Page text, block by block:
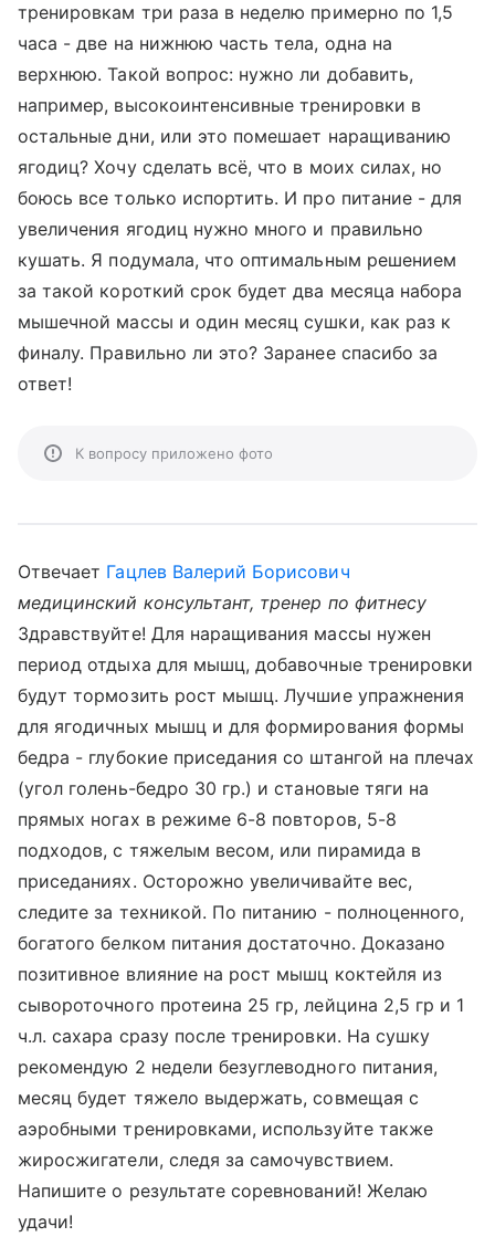
тренировкам три раза в неделю примерно по 1,5
часа - две на нижнюю часть тела, одна на
верхнюю. Такой вопрос: нужно ли добавить,
например, высокоинтенсивные тренировки в
остальные дни, или это помешает наращиванию
ягодиц? Хочу сделать всё, что в моих силах, но
боюсь все только испортить. И про питание - для
увеличения ягодиц нужно много и правильно
кушать. Я подумала, что оптимальным решением
за такой короткий срок будет два месяца набора
мышечной массы и один месяц сушки, как раз к
финалу. Правильно ли это? Заранее спасибо за
ответ!
К вопросу приложено фото
Отвечает Гацлев Валерий Борисович
медицинский консультант, тренер по фитнесу
Здравствуйте! Для наращивания массы нужен
период отдыха для мышц, добавочные тренировки
будут тормозить рост мышц. Лучшие упражнения
для ягодичных мышц и для формирования формы
бедра - глубокие приседания со штангой на плечах
(угол голень-бедро 30 гр.) и становые тяги на
прямых ногах в режиме 6-8 повторов, 5-8
подходов, с тяжелым весом, или пирамида в
приседаниях. Осторожно увеличивайте вес,
следите за техникой. По питанию - полноценного,
богатого белком питания достаточно. Доказано
позитивное влияние на рост мышц коктейля из
сывороточного протеина 25 гр, лейцина 2,5 гр и 1
ч.л. сахара сразу после тренировки. На сушку
рекомендую 2 недели безуглеводного питания,
месяц будет тяжело выдержать, совмещая с
аэробными тренировками, используйте также
жиросжигатели, следя за самочувствием.
Напишите о результате соревнований! Желаю
удачи!